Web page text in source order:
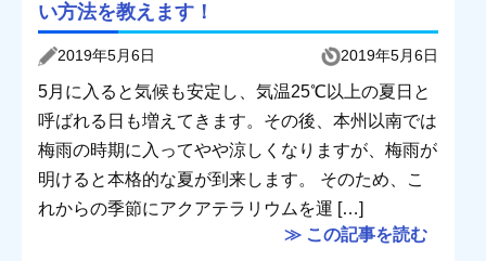
い方法を教えます！
2019年5月6日 2019年5月6日
5月に入ると気候も安定し、気温25℃以上の夏日と
呼ばれる日も増えてきます。その後、本州以南では
梅雨の時期に入ってやや涼しくなりますが、梅雨が
明けると本格的な夏が到来します。 そのため、こ
れからの季節にアクアテラリウムを運 […]
≫ この記事を読む